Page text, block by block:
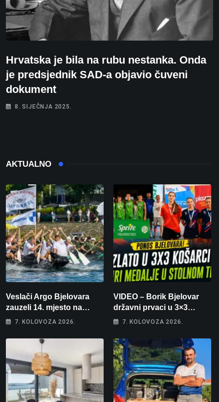
Hrvatska je bila na rubu nestanka. Onda
je predsjednik SAD-a objavio čuveni
dokument
8. SIJEČNJA 2025.
AKTUALNO
Veslači Argo Bjelovara
zauzeli 14. mjesto na
brzincu
7. KOLOVOZA 2026.
VIDEO – Borik Bjelovar
državni prvaci u 3×3
košarci, Klara Končar je
stolnom tenisu!
7. KOLOVOZA 2026.